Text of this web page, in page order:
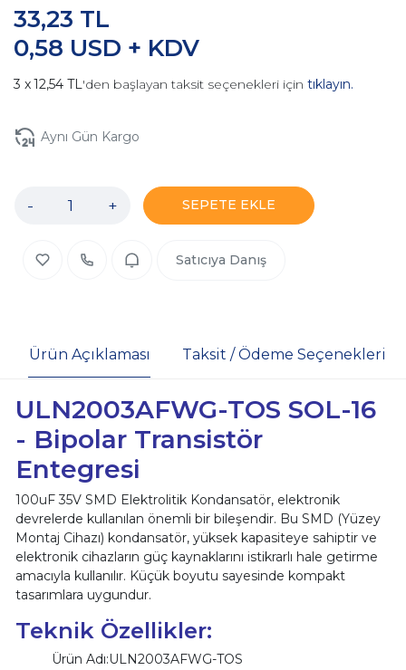
0,58 USD + KDV
33,23 TL
12,54 TL'den başlayan taksit seçenekleri için tıklayın.
Aynı Gün Kargo
- + SEPETE EKLE
Satıcıya Danış
Ürün Açıklaması Taksit / Ödeme Seçenekleri
ULN2003AFWG-TOS SOL-16
- Bipolar Transistör
Entegresi
100uF 35V SMD Elektrolitik Kondansatör, elektronik
devrelerde kullanılan önemli bir bileşendir. Bu SMD (Yüzey
Montaj Cihazı) kondansatör, yüksek kapasiteye sahiptir ve
elektronik cihazların güç kaynaklarını istikrarlı hale getirme
amacıyla kullanılır. Küçük boyutu sayesinde kompakt
tasarımlara uygundur.
Teknik Özellikler:
Ürün Adı:ULN2003AFWG-TOS